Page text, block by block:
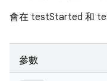
會在 testStarted 和
參數